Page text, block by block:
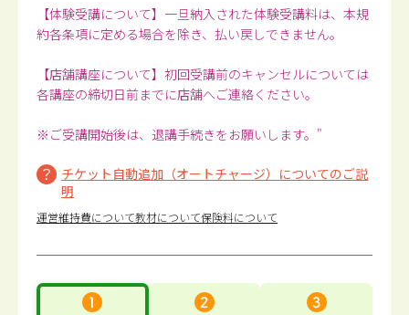
【体験受講について】一旦納入された体験受講料は、本規
約各条項に定める場合を除き、払い戻しできません。
【店舗講座について】初回受講前のキャンセルについては
各講座の締切日前までに店舗へご連絡ください。
※ご受講開始後は、退講手続きをお願いします。"
チケット自動追加（オートチャージ）についてのご説
明
運営維持費について教材について保険料について